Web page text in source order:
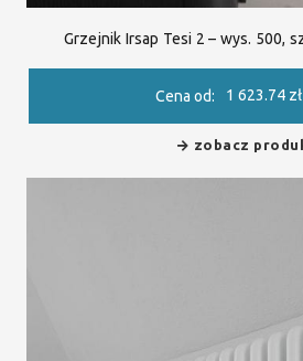
Grzejnik Irsap Tesi 2 – wys. 500,
Cena od: 1 623.74 zł
zobacz